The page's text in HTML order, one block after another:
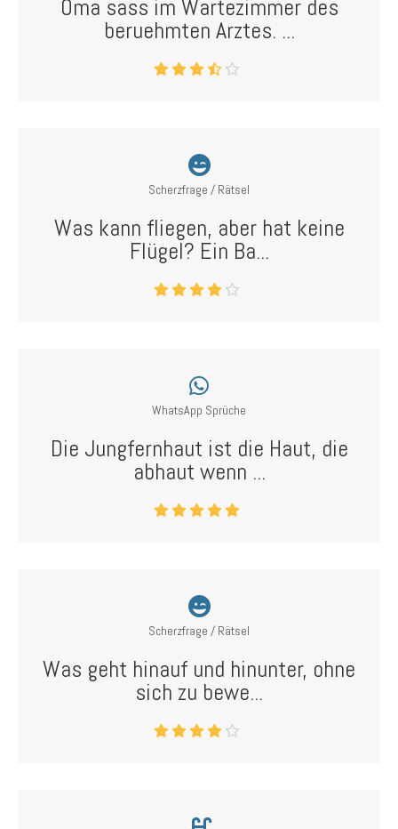
Oma sass im Wartezimmer des
beruehmten Arztes. ...
Scherzfrage / Rätsel
Was kann fliegen, aber hat keine
Flügel? Ein Ba...
WhatsApp Sprüche
Die Jungfernhaut ist die Haut, die
abhaut wenn ...
Scherzfrage / Rätsel
Was geht hinauf und hinunter, ohne
sich zu bewe...